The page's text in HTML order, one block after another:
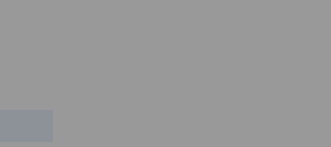
moving company's reputation, we gather
subject to our review guidelines and have